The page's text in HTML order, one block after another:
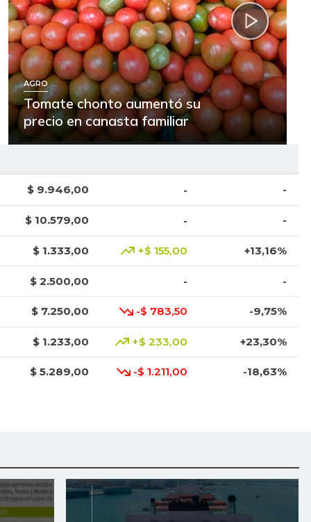
AGRO
Tomate chonto aumentó su
precio en canasta familiar
$ 9.946,00 - -
$ 10.579,00 - -
$ 1.333,00 +$ 155,00 +13,16%
$ 2.500,00 - -
$ 7.250,00 -$ 783,50 -9,75%
$ 1.233,00 +$ 233,00 +23,30%
$ 5.289,00 -$ 1.211,00 -18,63%
$ 3.668,00 +$ 456,00 +14,20%